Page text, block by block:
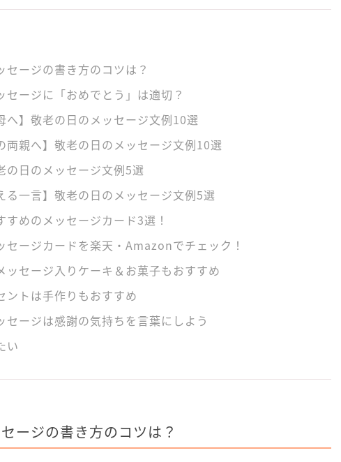
セージの書き方のコツは？
セージに「おめでとう」は適切？
へ】敬老の日のメッセージ文例10選
両親へ】敬老の日のメッセージ文例10選
の日のメッセージ文例5選
る一言】敬老の日のメッセージ文例5選
すめのメッセージカード3選！
セージカードを楽天・Amazonでチェック！
ッセージ入りケーキ＆お菓子もおすすめ
ントは手作りもおすすめ
セージは感謝の気持ちを言葉にしよう
い
ージの書き方のコツは？